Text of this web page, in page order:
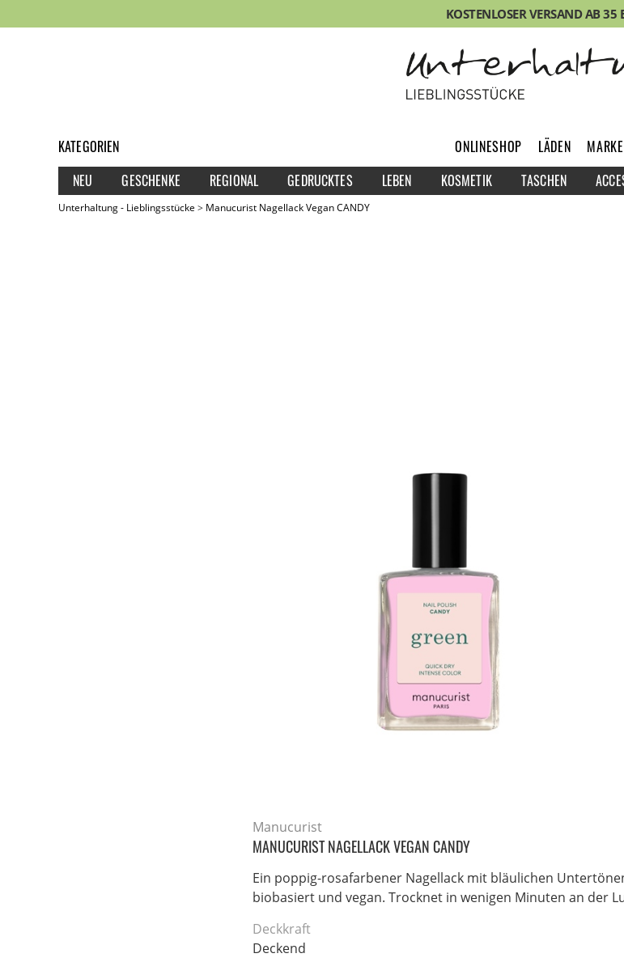
KOSTENLOSER VERSAND AB 35
KATEGORIEN
NEU
GESCHENKE REGIONAL GEDRUCKTES LEBEN KOSMETIK TASCHEN
ONLINESHOP LÄDEN
Unterhaltung - Lieblingsstücke Manucurist Nagellack Vegan CANDY
Manucurist
MANUCURIST NAGELLACK VEGAN CANDY
Ein poppig-rosafarbener Nagellack mit bläulichen
biobasiert und vegan. Trocknet in wenigen Minuten an der
Deckkraft
Deckend